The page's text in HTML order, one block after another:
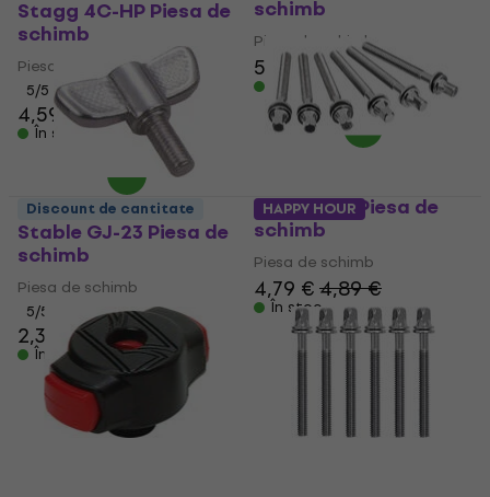
investiția și îți amplifică experiența muzicală.
Explorează acum această categorie și asigură-te că setul
tău de tobe este mereu pregătit pentru orice exigență
muzicală, beneficiind de componente de rezervă fiabile și
durabile, concepute să-ți susțină creativitatea și să-ți
optimizeze performanța.
Stagg 4C-HP Piesa de
schimb
Piesa de schimb
5/5
4,59 €5,19 €
În stoc
schimb
Piesa de schimb
5,89 €
În stoc
Stable GJ-23 Piesa de
schimb
Piesa de schimb
5/5
2,39 €
În stoc
NRG MD41 Piesa de
schimb
Piesa de schimb
4,79 €4,89 €
În stoc
Discount de cantitate HAPPY HOUR